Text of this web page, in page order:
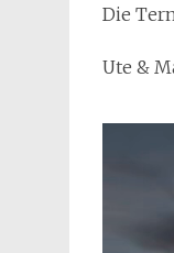
Die
Ute &